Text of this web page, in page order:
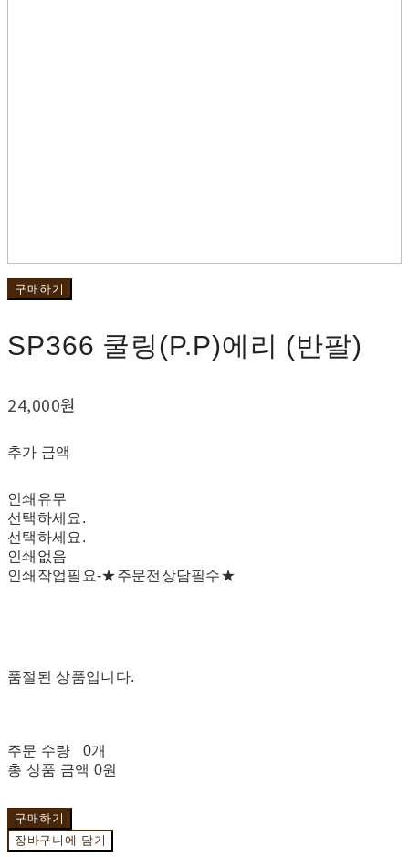
구매하기
SP366 쿨링(P.P)에리 (반팔)
24,000원
추가 금액
인쇄유무
선택하세요.
선택하세요.
인쇄없음
인쇄작업필요-★주문전상담필수★
품절된 상품입니다.
주문 수량
0개
총 상품 금액 0원
구매하기
장바구니에 담기